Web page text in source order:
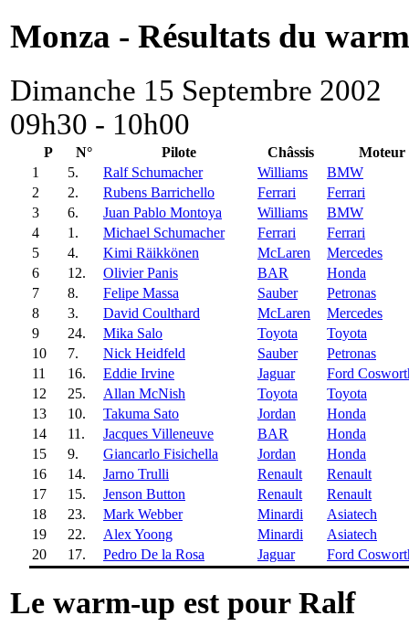
Monza - Résultats du
Dimanche 15 Septembre 2002
09h30 - 10h00
P N° Pilote Châssis
Moteur
1
5. Ralf Schumacher Williams
BMW
2
2. Rubens Barrichello Ferrari
Ferrari
3
6. Juan Pablo Montoya Williams
BMW
4
1. Michael Schumacher Ferrari
Ferrari
5
4. Kimi Räikkönen McLaren
Mercedes
6
12. Olivier Panis BAR
Honda
7
8. Felipe Massa Sauber
Petronas
8
3. David Coulthard McLaren
Mercedes
9
24. Mika Salo Toyota
Toyota
10
7. Nick Heidfeld Sauber
Petronas
11
16. Eddie Irvine Jaguar
Ford
12
25. Allan McNish Toyota
Toyota
13
10. Takuma Sato Jordan
Honda
14
11. Jacques Villeneuve BAR
Honda
15
9. Giancarlo Fisichella Jordan
Honda
16
14. Jarno Trulli Renault
Renault
17
15. Jenson Button Renault
Renault
18
23. Mark Webber Minardi
Asiatech
19
22. Alex Yoong Minardi
Asiatech
20
17. Pedro De la Rosa Jaguar Ford
Le warm-up est pour Ralf